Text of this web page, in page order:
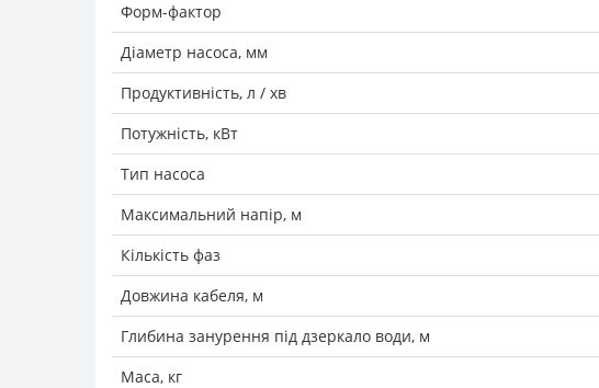
Форм-фактор
Діаметр насоса, мм
Продуктивність, л / хв
Потужність, кВт
Тип насоса
Максимальний напір, м
Кількість фаз
Довжина кабеля, м
Глибина занурення під дзеркало води, м
Маса, кг